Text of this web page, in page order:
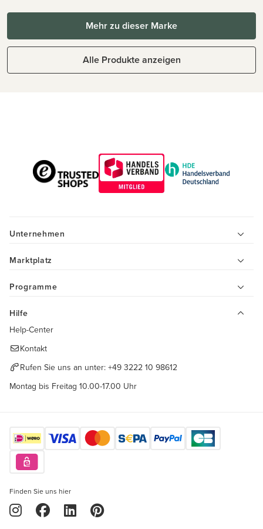
Mehr zu dieser Marke
Alle Produkte anzeigen
Unternehmen
Marktplatz
Programme
Hilfe
Help-Center
Kontakt
Rufen Sie uns an unter: +49 3222 10 98612
Montag bis Freitag 10.00-17.00 Uhr
Finden Sie uns hier